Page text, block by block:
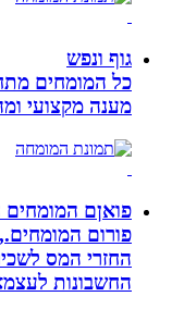
גוף ונפש
כל המומחים
מענה מקצועי
פואןם המומחים
פורום
החזרי המס
החשבונות